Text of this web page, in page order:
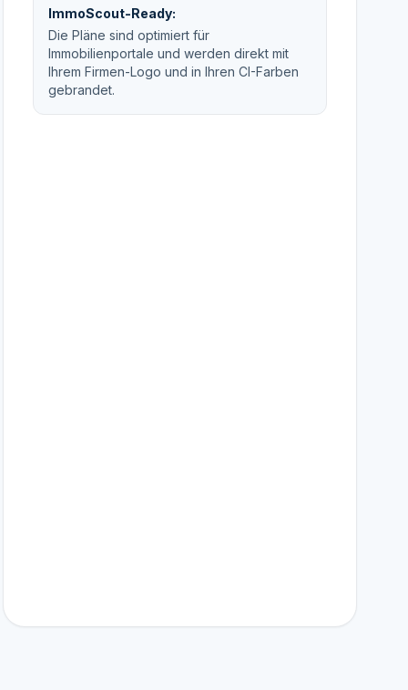
ImmoScout-Ready:
Die Pläne sind optimiert für
Immobilienportale und werden direkt mit
Ihrem Firmen-Logo und in Ihren CI-Farben
gebrandet.